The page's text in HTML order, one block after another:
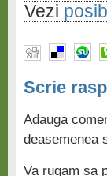
Vezi
Scrie
Adauga
deasemenea
Va rugam sa